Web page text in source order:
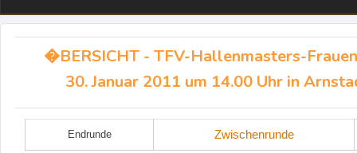
�BERSICHT - TFV-Hallenmasters-
30. Januar 2011 um 14.00 Uhr in
Endrunde Zwischenrunde